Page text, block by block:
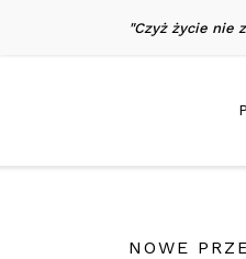
"Czyż życie nie
NOWE